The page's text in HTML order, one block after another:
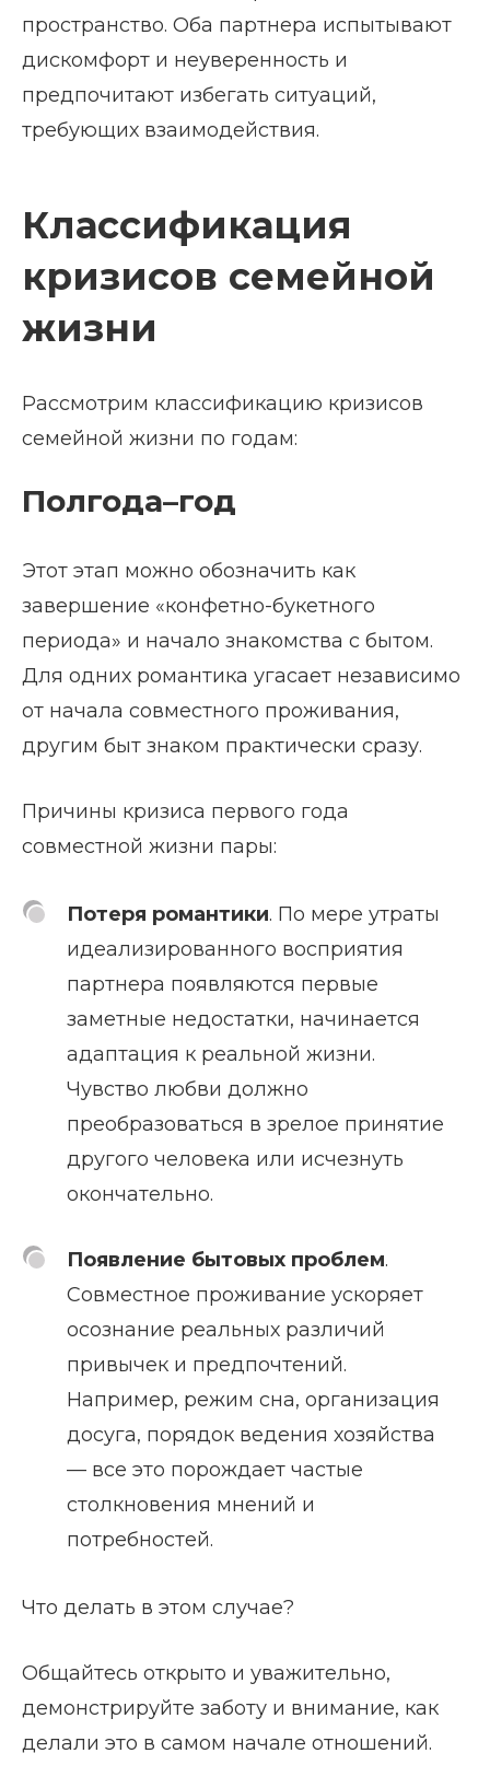
пространство. Оба партнера испытывают
дискомфорт и неуверенность и
предпочитают избегать ситуаций,
требующих взаимодействия.
Классификация
кризисов семейной
жизни
Рассмотрим классификацию кризисов
семейной жизни по годам:
Полгода–год
Этот этап можно обозначить как
завершение «конфетно-букетного
периода» и начало знакомства с бытом.
Для одних романтика угасает независимо
от начала совместного проживания,
другим быт знаком практически сразу.
Причины кризиса первого года
совместной жизни пары:
Потеря романтики. По мере утраты
идеализированного восприятия
партнера появляются первые
заметные недостатки, начинается
адаптация к реальной жизни.
Чувство любви должно
преобразоваться в зрелое принятие
другого человека или исчезнуть
окончательно.
Появление бытовых проблем.
Совместное проживание ускоряет
осознание реальных различий
привычек и предпочтений.
Например, режим сна, организация
досуга, порядок ведения хозяйства
— все это порождает частые
столкновения мнений и
потребностей.
Что делать в этом случае?
Общайтесь открыто и уважительно,
демонстрируйте заботу и внимание, как
делали это в самом начале отношений.